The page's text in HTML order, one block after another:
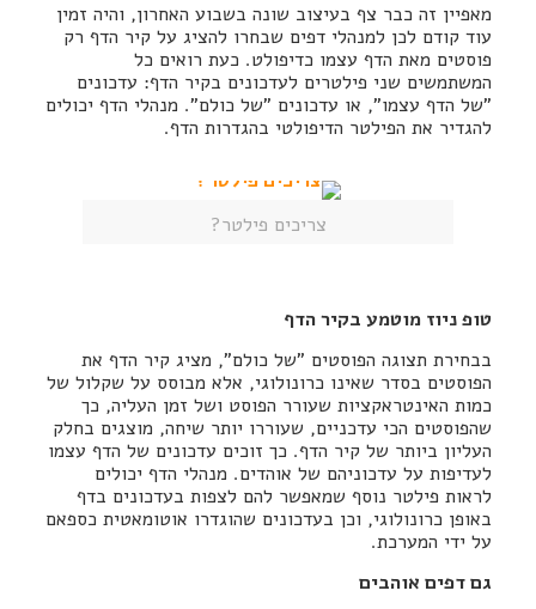
מאפיין זה כבר צף בעיצוב שונה בשבוע האחרון, והיה זמין
עוד קודם לכן למנהלי דפים שבחרו להציג על קיר הדף רק
פוסטים מאת הדף עצמו כדיפולט. כעת רואים כל
המשתמשים שני פילטרים לעדכונים בקיר הדף: עדכונים
"של הדף עצמו", או עדכונים "של כולם". מנהלי הדף יכולים
להגדיר את הפילטר הדיפולטי בהגדרות הדף.
צריכים פילטר?
טופ ניוז מוטמע בקיר הדף
בבחירת תצוגה הפוסטים "של כולם", מציג קיר הדף את
הפוסטים בסדר שאינו כרונולוגי, אלא מבוסס על שקלול של
כמות האינטראקציות שעורר הפוסט ושל זמן העליה, כך
שהפוסטים הכי עדכניים, שעוררו יותר שיחה, מוצגים בחלק
העליון ביותר של קיר הדף. כך זוכים עדכונים של הדף עצמו
לעדיפות על עדכוניהם של אוהדים. מנהלי הדף יכולים
לראות פילטר נוסף שמאפשר להם לצפות בעדכונים בדף
באופן כרונולוגי, וכן בעדכונים שהוגדרו אוטומאטית כספאם
על ידי המערכת.
גם דפים אוהבים